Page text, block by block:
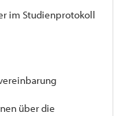
im Studienprotokoll
über die